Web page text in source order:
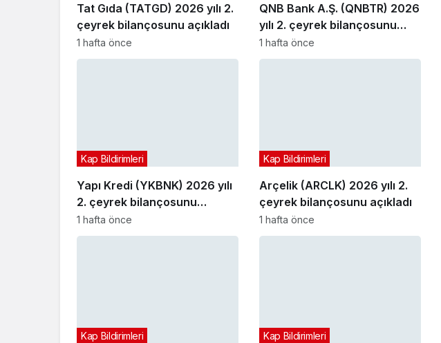
Tat Gıda (TATGD) 2026 yılı 2.
çeyrek bilançosunu açıkladı
1 hafta önce
QNB Bank A.Ş. (QNBTR) 2026
yılı 2. çeyrek bilançosunu
açıkladı
1 hafta önce
Yapı Kredi (YKBNK) 2026 yılı
2. çeyrek bilançosunu
açıkladı
Kap Bildirimleri
1 hafta önce
Arçelik (ARCLK) 2026 yılı 2.
çeyrek bilançosunu açıkladı
Kap Bildirimleri
1 hafta önce
Kap Bildirimleri Kap Bildirimleri